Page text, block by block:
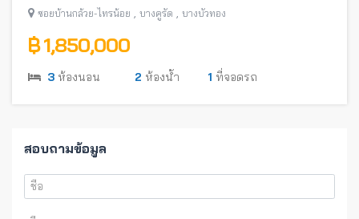
ซอยบ้านกล้วย-ไทรน้อย , บางคูรัด , บางบัวทอง
฿ 1,850,000
3 ห้องนอน 2 ห้องน้ำ 1 ที่จอดรถ
สอบถามข้อมูล